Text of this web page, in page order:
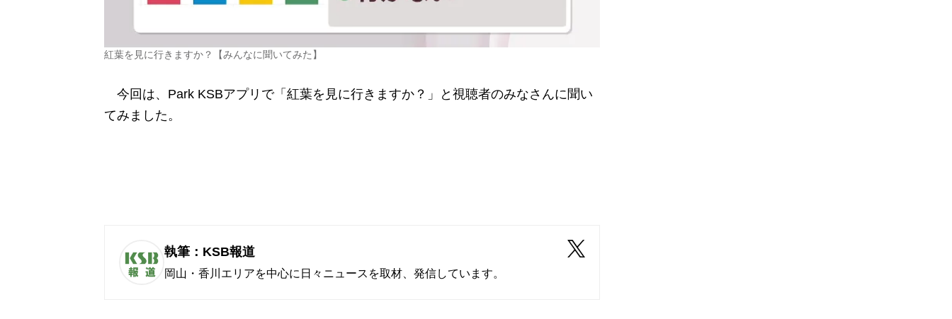
紅葉を見に行きますか？【みんなに聞いてみた】
今回は、Park KSBアプリで「紅葉を見に行きますか？」と視聴者のみなさんに聞い
てみました。
執筆：KSB報道
岡山・香川エリアを中心に日々ニュースを取材、発信しています。